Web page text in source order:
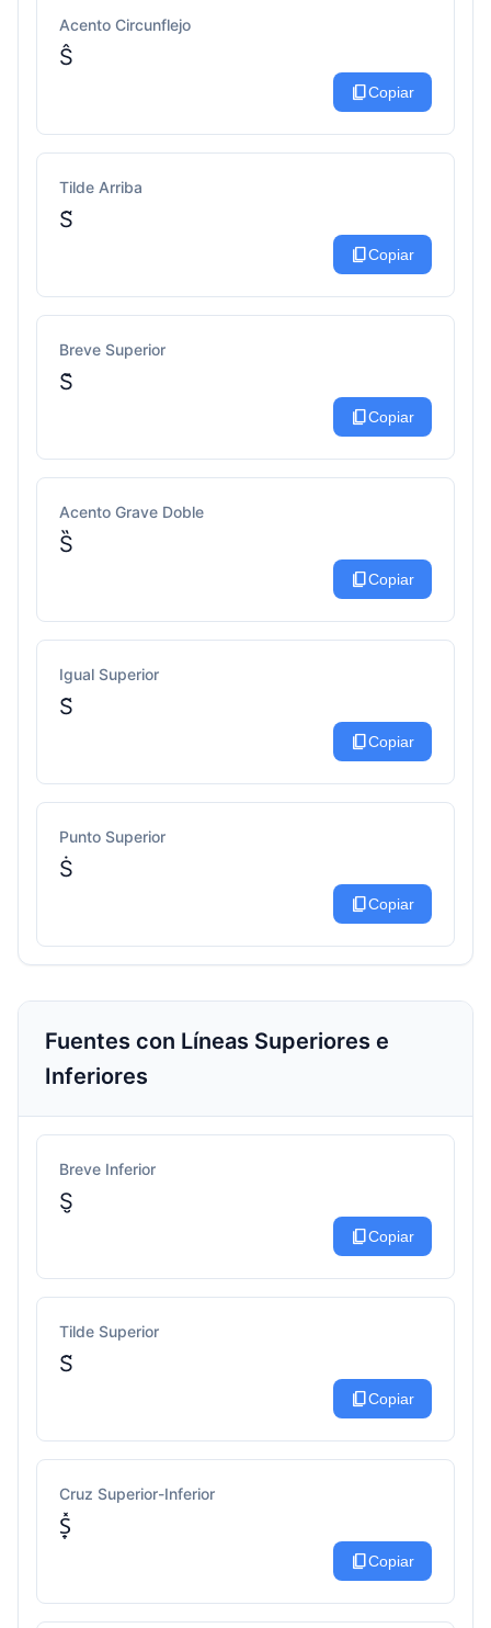
Acento Circunflejo
Ŝ
content_copyCopiar
Tilde Arriba
S̃
content_copyCopiar
Breve Superior
S̆
content_copyCopiar
Acento Grave Doble
S̏
content_copyCopiar
Igual Superior
S͂
content_copyCopiar
Punto Superior
Ṡ
content_copyCopiar
Fuentes con Líneas Superiores e
Inferiores
Breve Inferior
S̮
content_copyCopiar
Tilde Superior
S̃
content_copyCopiar
Cruz Superior-Inferior
S̟̽
content_copyCopiar